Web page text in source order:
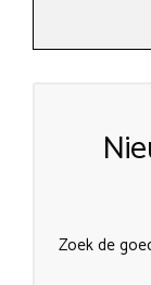
Zoek de